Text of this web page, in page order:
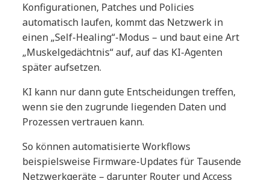
Konfigurationen, Patches und Policies
automatisch laufen, kommt das Netzwerk in
einen „Self-Healing“-Modus – und baut eine Art
„Muskelgedächtnis“ auf, auf das KI-Agenten
später aufsetzen.
KI kann nur dann gute Entscheidungen treffen,
wenn sie den zugrunde liegenden Daten und
Prozessen vertrauen kann.
So können automatisierte Workflows
beispielsweise Firmware-Updates für Tausende
Netzwerkgeräte – darunter Router und Access